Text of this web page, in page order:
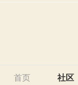
首页 社区